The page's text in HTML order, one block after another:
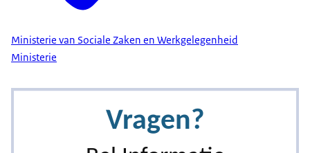
Ministerie van Sociale Zaken en Werkgelegenheid
Ministerie